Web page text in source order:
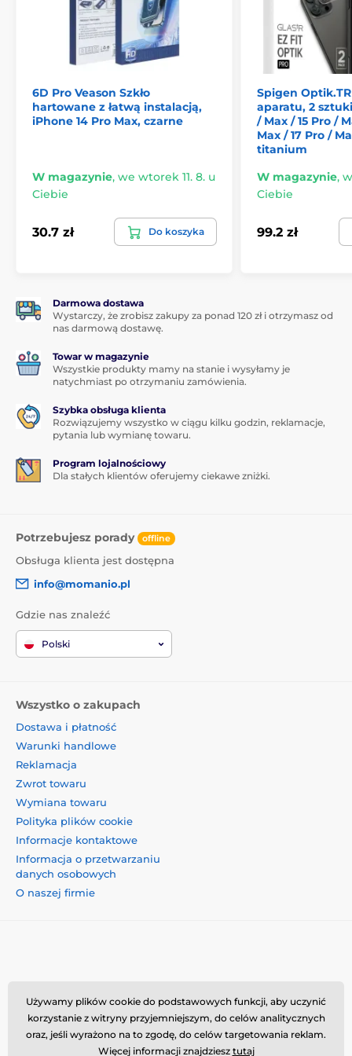
idealnie. To jak przygotowanie się do randki –
chcesz, żeby wszystko było doskonałe.
Włóż szkło do aplikatora, który jest
częścią zestawu. Ten krok jest tak prosty, że nawet
nie musisz być mistrzem rękodzieła.
Wyrównaj je z
ekranem i delikatnie naciśnij.
To szkło ma taką
precyzję, że będzie wyglądać jak naturalna część
twojego telefonu. Bez skomplikowanych pomiarów
czy nerwów, wszystko po prostu się zgrywa.
Usuwanie pęcherzyków:Jeśli jednak pojawi się
jakiś pęcherzyk, nie panikuj.
Weź skrobaczkę i
Pęcherzyki szybko ustąpią, a ty będziesz mieć ekran
czystszy niż kiedykolwiek.
Więc nie wahaj się.Dzięki Szkłu hartowanemu JP
SimpleFlowzyskasz doskonałą ochronę, która nie
zrujnuje twojego portfela, i jednocześnie
zaoszczędzisz nerwy.
przy pierwszym naklejeniu. Chroni twój telefon,
oszczędza czas i pieniądze, a do tego wygląda
chcesz przegapić!
6D Pro Veason Szkło
hartowane z łatwą instalacją,
iPhone 14 Pro Max, czarne
W magazynie, we wtorek 11. 8. u
Ciebie
30.7 zł Do koszyka
Spigen
aparatu, 2
/ Max / 15 Pro /
Max / 17 Pro /
titanium
W magazynie,
Ciebie
99.2 zł
Darmowa dostawa
Wystarczy, że zrobisz zakupy za ponad 120 zł i otrzymasz od
nas darmową dostawę.
Towar w magazynie
Wszystkie produkty mamy na stanie i wysyłamy je
natychmiast po otrzymaniu zamówienia.
Szybka obsługa klienta
Rozwiązujemy wszystko w ciągu kilku godzin, reklamacje,
pytania lub wymianę towaru.
Program lojalnościowy
Dla stałych klientów oferujemy ciekawe zniżki.
Potrzebujesz porady offline
Obsługa klienta jest dostępna
info@momanio.pl
Gdzie nas znaleźć
Polski
Wszystko o zakupach
Dostawa i płatność
Warunki handlowe
Reklamacja
Zwrot towaru
Wymiana towaru
Polityka plików cookie
Informacje kontaktowe
Informacja o przetwarzaniu
danych osobowych
O naszej firmie
Momanio s.r.o., Okružní 361/14, 74718, Píšť, Czechy,
VAT: CZ09604707, info@momanio.pl
Używamy plików cookie do podstawowych funkcji, aby uczynić
korzystanie z witryny przyjemniejszym, do celów analitycznych
oraz, jeśli wyrażono na to zgodę, do celów targetowania reklam.
Więcej informacji znajdziesz tutaj